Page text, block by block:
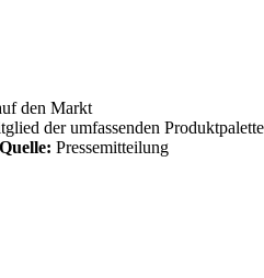
den Markt
der umfassenden
Pressemitteilung